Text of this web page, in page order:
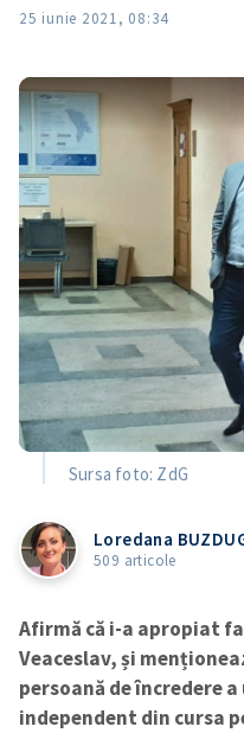
25 iunie 2021, 08:34
Sursa foto: ZdG
Loredana
509 articole
Afirmă că i-a apropiat
Veaceslav, și
persoană de încredere
independent din cursa